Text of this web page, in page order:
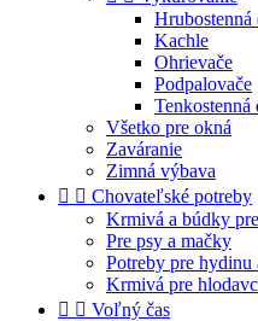
Hrubostenná
Kachle
Ohrievače
Podpalovače
Tenkostenná
Všetko pre okná
Zaváranie
Zimná výbava
  Chovateľské potreby
Krmivá a búdky
Pre psy a mačky
Potreby pre
Krmivá pre
  Voľný čas